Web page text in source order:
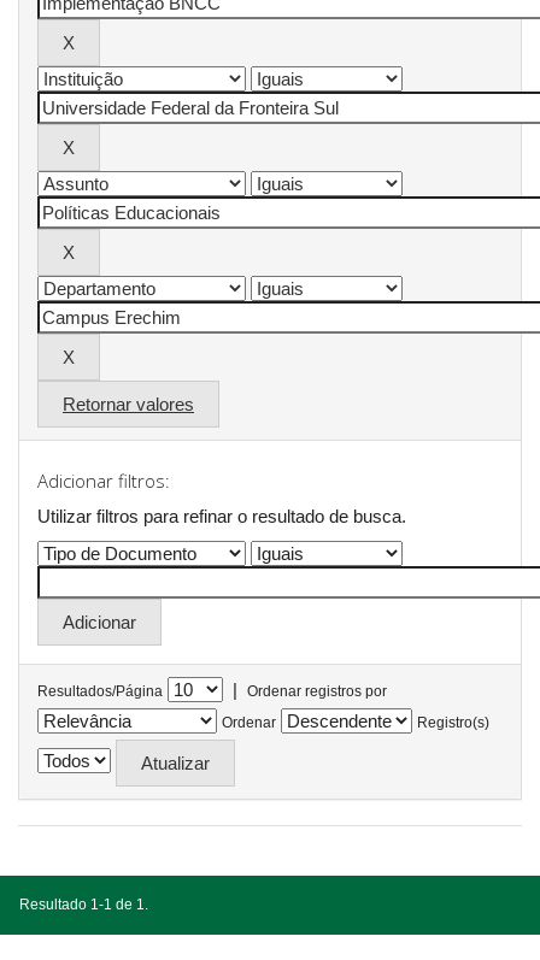
Retornar valores
Adicionar filtros:
Utilizar filtros para refinar o resultado de busca.
Resultados/Página |
Ordenar registros por
Ordenar
Registro(s)
Resultado 1-1 de 1.